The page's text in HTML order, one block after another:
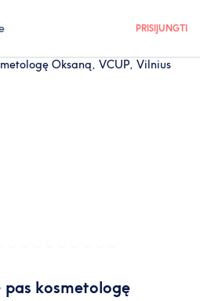
PRISIJUNGTI
kosmetologę